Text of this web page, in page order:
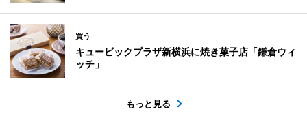
買う
キュービックプラザ新横浜に焼き菓子店「鎌倉ウィ
ッチ」
もっと見る